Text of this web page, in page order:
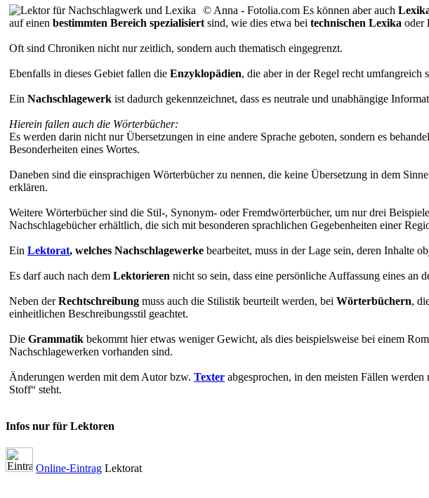
© Anna - Fotolia.com Es können aber auch
auf einen bestimmten Bereich spezialisiert sind, wie dies etwa bei technischen Lexika oder
Oft sind Chroniken nicht nur zeitlich, sondern auch thematisch eingegrenzt.
Ebenfalls in dieses Gebiet fallen die Enzyklopädien, die aber in der Regel recht umfangreich
Ein Nachschlagewerk ist dadurch gekennzeichnet, dass es neutrale und unabhängige
Hierein fallen auch die Wörterbücher:
Es werden darin nicht nur Übersetzungen in eine andere Sprache geboten, sondern es
Besonderheiten eines Wortes.
Daneben sind die einsprachigen Wörterbücher zu nennen, die keine Übersetzung in dem
erklären.
Weitere Wörterbücher sind die Stil-, Synonym- oder Fremdwörterbücher, um nur drei
Nachschlagebücher erhältlich, die sich mit besonderen sprachlichen Gegebenheiten einer
Ein Lektorat, welches Nachschlagewerke bearbeitet, muss in der Lage sein, deren Inhalte
Es darf auch nach dem Lektorieren nicht so sein, dass eine persönliche Auffassung eines an
Neben derRechtschreibung muss auch die Stilistik beurteilt werden, bei Wörterbüchern,
einheitlichen Beschreibungsstil geachtet.
Die Grammatik bekommt hier etwas weniger Gewicht, als dies beispielsweise bei einem
Nachschlagewerken vorhanden sind.
Änderungen werden mit dem Autor bzw. Texter abgesprochen, in den meisten Fällen
Stoff“ steht.
Infos nur für Lektoren
Online-Eintrag Lektorat